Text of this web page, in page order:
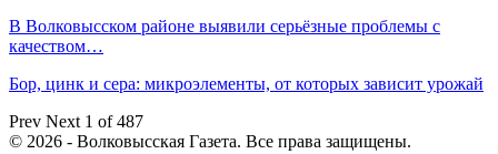
В Волковысском районе выявили серьёзные проблемы с
качеством…
Бор, цинк и сера: микроэлементы, от которых зависит урожай
Prev Next 1 of 487
© 2026 - Волковысская Газета. Все права защищены.